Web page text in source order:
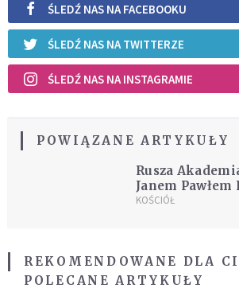
ŚLEDŹ NAS NA FACEBOOKU
ŚLEDŹ NAS NA TWITTERZE
ŚLEDŹ NAS NA INSTAGRAMIE
POWIĄZANE ARTYKUŁY
Rusza
Janem Pawłem
KOŚCIÓŁ
REKOMENDOWANE DLA
POLECANE ARTYKUŁY